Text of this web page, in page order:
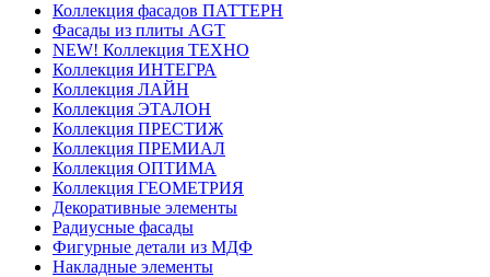
Коллекция фасадов ПАТТЕРН
Фасады из плиты AGT
NEW! Коллекция ТЕХНО
Коллекция ИНТЕГРА
Коллекция ЛАЙН
Коллекция ЭТАЛОН
Коллекция ПРЕСТИЖ
Коллекция ПРЕМИАЛ
Коллекция ОПТИМА
Коллекция ГЕОМЕТРИЯ
Декоративные элементы
Радиусные фасады
Фигурные детали из МДФ
Накладные элементы